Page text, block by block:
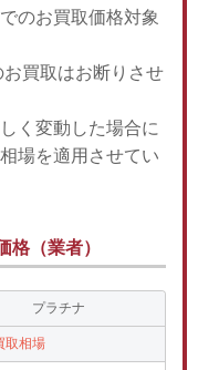
のお買取価格対象
お買取はお断りさせ
く変動した場合に
場を適用させてい
格（業者）
プラチナ
取相場